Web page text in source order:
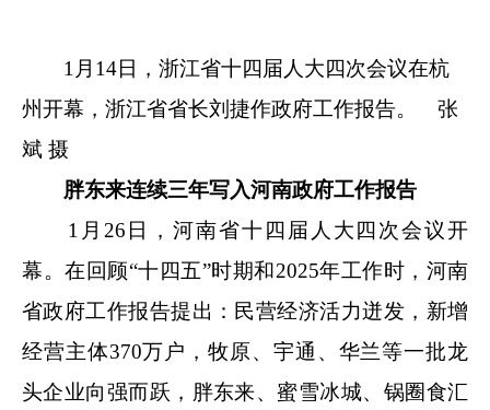
1月14日，浙江省十四届人大四次会议在杭
州开幕，浙江省省长刘捷作政府工作报告。 张
斌 摄
胖东来连续三年写入河南政府工作报告
1月26日，河南省十四届人大四次会议开
幕。在回顾“十四五”时期和2025年工作时，河南
省政府工作报告提出：民营经济活力迸发，新增
经营主体370万户，牧原、宇通、华兰等一批龙
头企业向强而跃，胖东来、蜜雪冰城、锅圈食汇